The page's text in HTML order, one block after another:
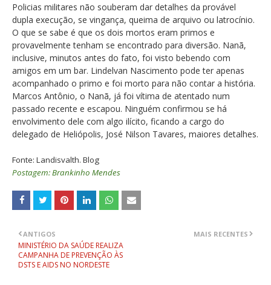
Policias militares não souberam dar detalhes da provável
dupla execução, se vingança, queima de arquivo ou latrocínio.
O que se sabe é que os dois mortos eram primos e
provavelmente tenham se encontrado para diversão. Nanã,
inclusive, minutos antes do fato, foi visto bebendo com
amigos em um bar. Lindelvan Nascimento pode ter apenas
acompanhado o primo e foi morto para não contar a história.
Marcos Antônio, o Nanã, já foi vítima de atentado num
passado recente e escapou. Ninguém confirmou se há
envolvimento dele com algo ilícito, ficando a cargo do
delegado de Heliópolis, José Nilson Tavares, maiores detalhes.
Fonte: Landisvalth. Blog
Postagem: Brankinho Mendes
MAIS RECENTES
ANTIGOS
MINISTÉRIO DA SAÚDE REALIZA
CAMPANHA DE PREVENÇÃO ÀS
DSTS E AIDS NO NORDESTE